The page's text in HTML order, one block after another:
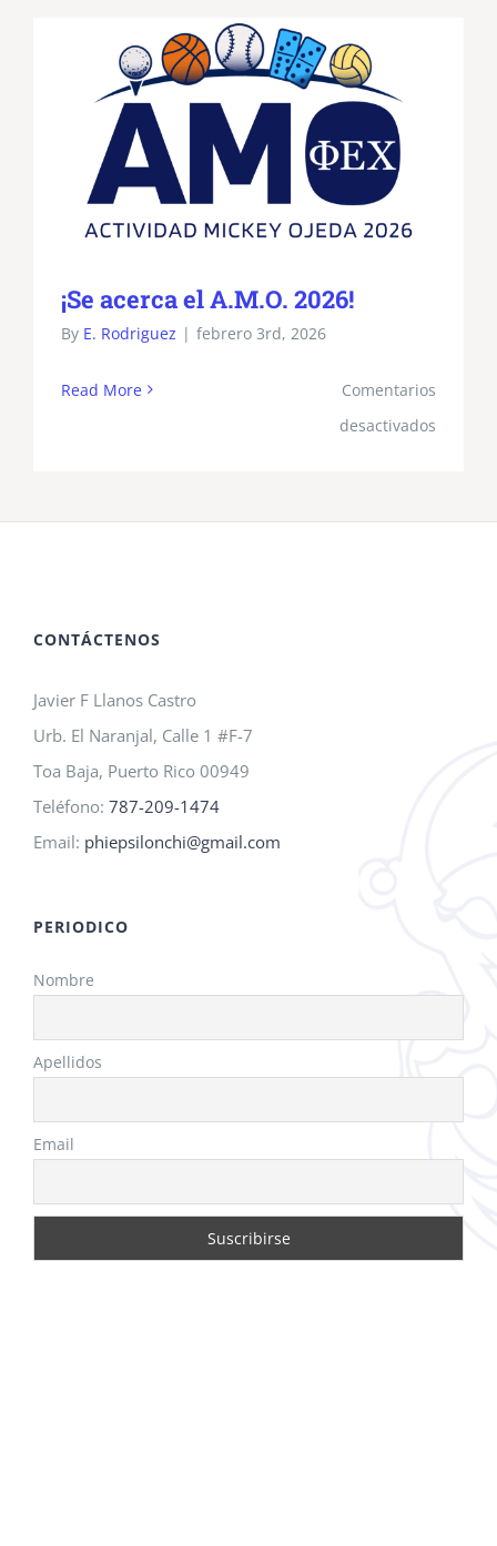
¡Se acerca el A.M.O. 2026!
By E. Rodriguez | febrero 3rd, 2026
Read More
Comentarios
desactivados
CONTÁCTENOS
Javier F Llanos Castro
Urb. El Naranjal, Calle 1 #F-7
Toa Baja, Puerto Rico 00949
Teléfono: 787-209-1474
Email: phiepsilonchi@gmail.com
PERIODICO
Nombre
Apellidos
Email